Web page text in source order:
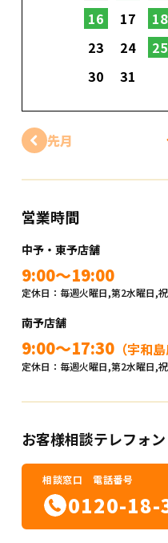
16
17 18
23
24 25
30
31
先月
営業時間
中予・東予店舗
9:00～19:00
定休日：毎週火曜日,第2水曜日,
南予店舗
9:00～17:30 （宇和
定休日：毎週火曜日,第2水曜日,
お客様相談テレフォン
相談窓口 電話番号
0120-18-